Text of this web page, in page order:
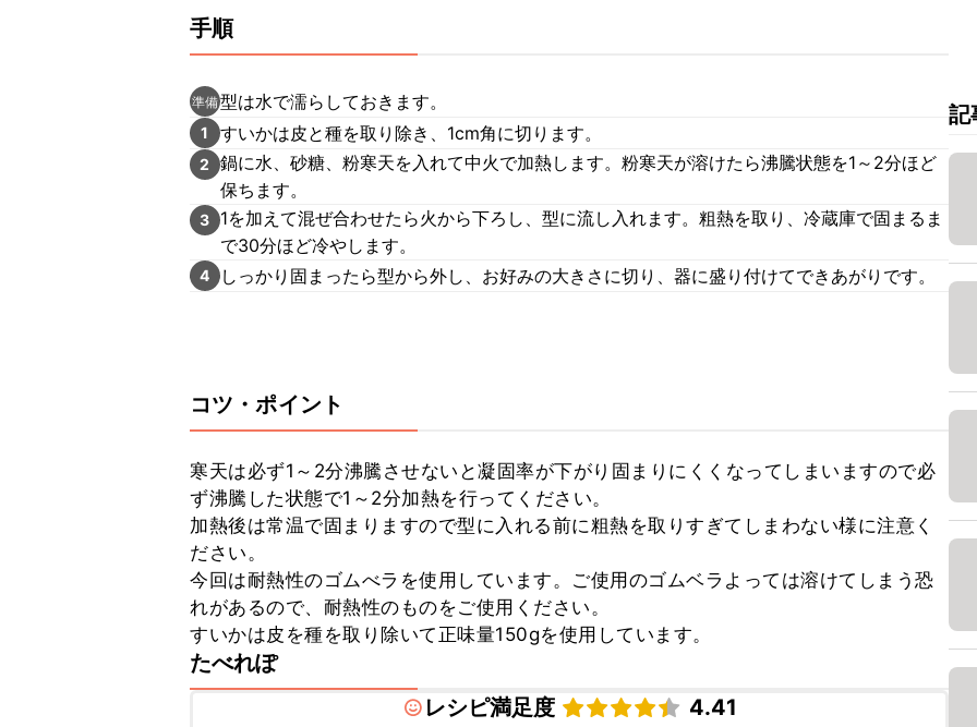
手順
準備型は水で濡らしておきます。
1 すいかは皮と種を取り除き、1cm角に切ります。
2
鍋に水、砂糖、粉寒天を入れて中火で加熱します。粉寒天が溶けたら沸騰状態を1～2分ほど
保ちます。
3
1を加えて混ぜ合わせたら火から下ろし、型に流し入れます。粗熱を取り、冷蔵庫で固まるま
で30分ほど冷やします。
4 しっかり固まったら型から外し、お好みの大きさに切り、器に盛り付けてできあがりです。
コツ・ポイント
寒天は必ず1～2分沸騰させないと凝固率が下がり固まりにくくなってしまいますので必
ず沸騰した状態で1～2分加熱を行ってください。
加熱後は常温で固まりますので型に入れる前に粗熱を取りすぎてしまわない様に注意く
ださい。
今回は耐熱性のゴムべラを使用しています。ご使用のゴムベラよっては溶けてしまう恐
れがあるので、耐熱性のものをご使用ください。
すいかは皮を種を取り除いて正味量150gを使用しています。
たべれぽ
レシピ満足度
4.41
記